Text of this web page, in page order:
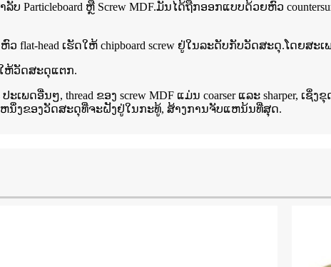
ສໍາລັບ Particleboard ຫຼື Screw MDF.ມັນໄດ້ຖືກອອກແບບດ້ວຍຫົວ
ຫົວ flat-head ເຮັດໃຫ້ chipboard screw ຢູ່ໃນລະດັບກັບວັດສະດຸ.ໂດ
ຫ້ວັດສະດຸແຕກ.
ເພດອື່ນໆ, thread ຂອງ screw MDF ແມ່ນ coarser ແລະ sharper,
ນຶ່ງຂອງວັດສະດຸທີ່ຈະຝັງຢູ່ໃນກະທູ້, ສ້າງການຈັບແຫນ້ນທີ່ສຸດ.